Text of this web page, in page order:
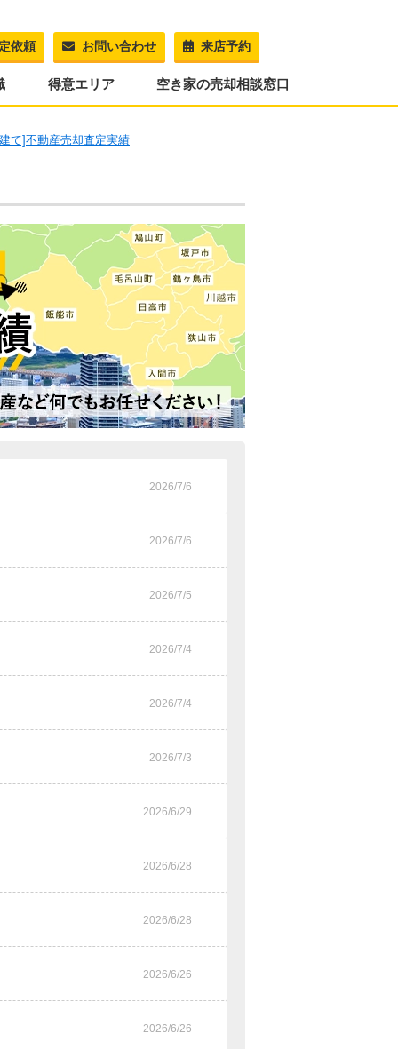
依頼 お問い合わせ 来店予約
得意エリア 空き家の売却相談窓口
て]不動産売却査定実績
2026/7/6
2026/7/6
2026/7/5
2026/7/4
2026/7/4
2026/7/3
2026/6/29
2026/6/28
2026/6/28
2026/6/26
2026/6/26